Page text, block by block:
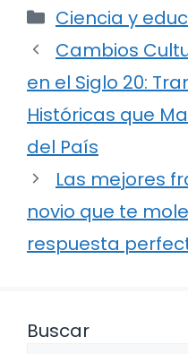
Categorías
Ciencia y
Cambios
en el Siglo 20:
Históricas que
del País
Las mejores
novio que te
respuesta
Buscar